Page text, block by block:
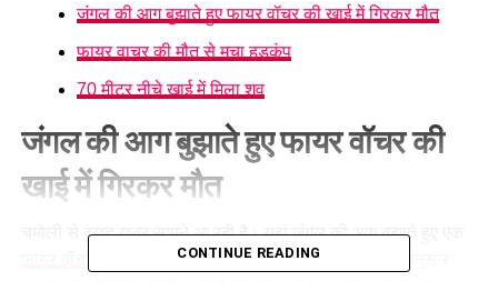
जंगल की आग बुझाते हुए फायर वॉचर की खाई में गिरकर मौत
फायर वाचर की मौत से मचा हड़कंप
70 मीटर नीचे खाई में मिला शव
जंगल की आग बुझाते हुए फायर वॉचर की
खाई में गिरकर मौत
चमोली से दुखद खबर सामने आ रही है। यहां जंगल की आग बुझाते हुए एक
फायर वॉचर की खाई में गिरकर मौतहो गई। मिली जानकारी के अनुसार
CONTINUE READING